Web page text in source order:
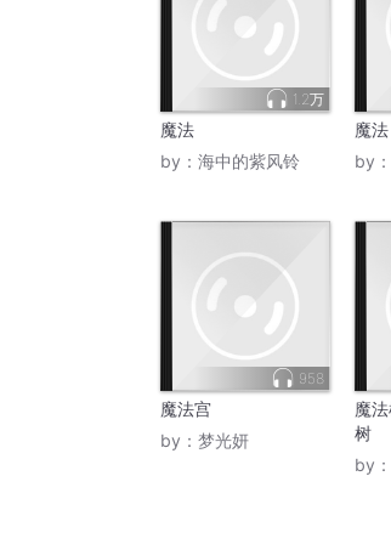
1.2万
魔法
by： 海中的紫风铃
魔法
by：
958
魔法宫
by： 梦光妍
魔
树
by：